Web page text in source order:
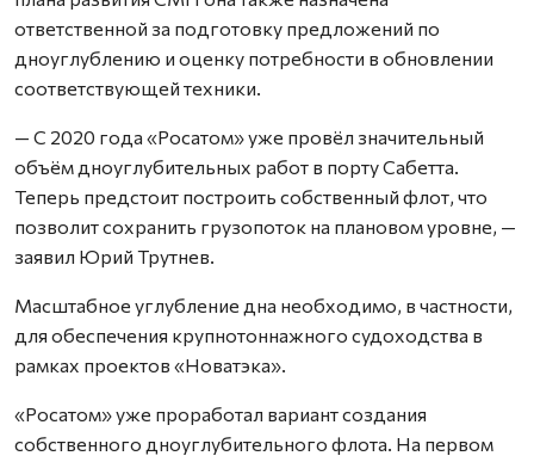
ответственной за подготовку предложений по
дноуглублению и оценку потребности в обновлении
соответствующей техники.
— С 2020 года «Росатом» уже провёл значительный
объём дноуглубительных работ в порту Сабетта.
Теперь предстоит построить собственный флот, что
позволит сохранить грузопоток на плановом уровне, —
заявил Юрий Трутнев.
Масштабное углубление дна необходимо, в частности,
для обеспечения крупнотоннажного судоходства в
рамках проектов «Новатэка».
«Росатом» уже проработал вариант создания
собственного дноуглубительного флота. На первом